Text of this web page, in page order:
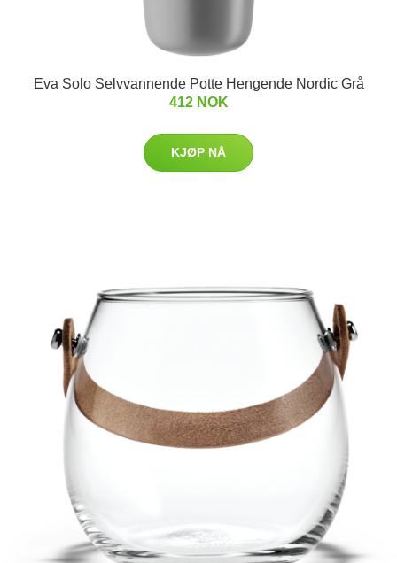
Eva Solo Selvvannende Potte Hengende Nordic Grå
412 NOK
KJØP NÅ